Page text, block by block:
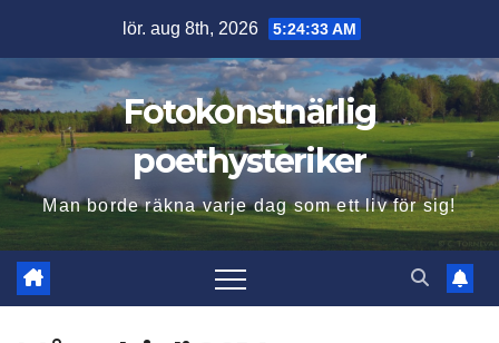
innehåll
lör. aug 8th, 2026 5:24:34 AM
Fotokonstnärlig
poethysteriker
Man borde räkna varje dag som ett liv för sig!